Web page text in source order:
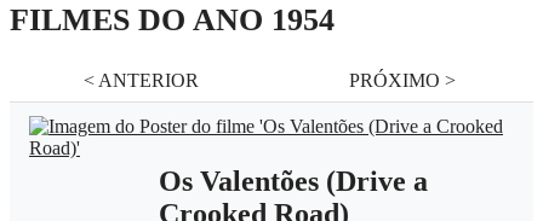
FILMES DO ANO 1954
< ANTERIOR PRÓXIMO >
Os Valentões (Drive a
Crooked Road)